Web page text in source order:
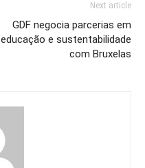
Next article
GDF negocia parcerias em
educação e sustentabilidade
com Bruxelas